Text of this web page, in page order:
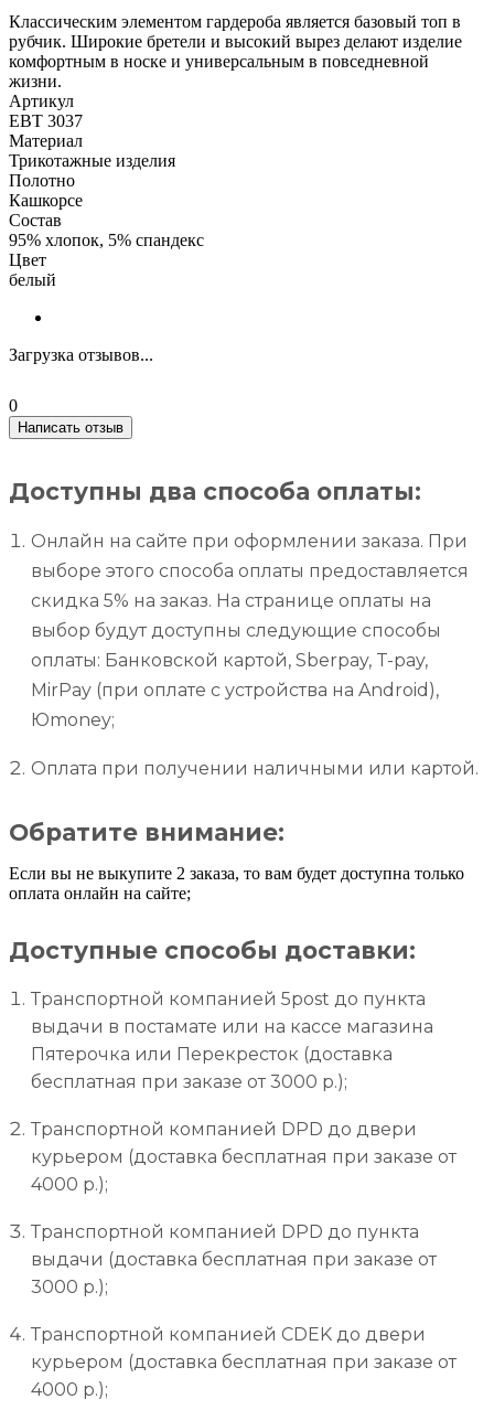
Классическим элементом гардероба является базовый топ в
рубчик. Широкие бретели и высокий вырез делают изделие
комфортным в носке и универсальным в повседневной
жизни.
Артикул
ЕВТ 3037
Материал
Трикотажные изделия
Полотно
Кашкорсе
Состав
95% хлопок, 5% спандекс
Цвет
белый
Загрузка отзывов...
0
Написать отзыв
Доступны два способа оплаты:
Онлайн на сайте при оформлении заказа. При
выборе этого способа оплаты предоставляется
скидка 5% на заказ. На странице оплаты на
выбор будут доступны следующие способы
оплаты: Банковской картой, Sberpay, T-pay,
MirPay (при оплате с устройства на Android),
Юmoney;
Оплата при получении наличными или картой.
Обратите внимание:
Если вы не выкупите 2 заказа, то вам будет доступна только
оплата онлайн на сайте;
Доступные способы доставки:
Транспортной компанией 5post до пункта
выдачи в постамате или на кассе магазина
Пятерочка или Перекресток (доставка
бесплатная при заказе от 3000 р.);
Транспортной компанией DPD до двери
курьером (доставка бесплатная при заказе от
4000 р.);
Транспортной компанией DPD до пункта
выдачи (доставка бесплатная при заказе от
3000 р.);
Транспортной компанией CDEK до двери
курьером (доставка бесплатная при заказе от
4000 р.);